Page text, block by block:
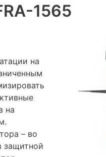
1565
на
на
– во
защитной